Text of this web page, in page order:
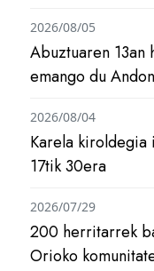
Abuztuaren
emango du
2026/08/05
Karela kiroldegia
17tik 30era
2026/08/04
200 herritarrek
Orioko
2026/07/29